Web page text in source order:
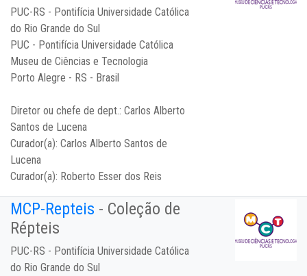
PUC-RS - Pontifícia Universidade Católica
do Rio Grande do Sul
PUC - Pontifícia Universidade Católica
Museu de Ciências e Tecnologia
Porto Alegre - RS - Brasil
Diretor ou chefe de dept.: Carlos Alberto
Santos de Lucena
Curador(a): Carlos Alberto Santos de
Lucena
Curador(a): Roberto Esser dos Reis
MCP-Repteis - Coleção de
Répteis
PUC-RS - Pontifícia Universidade Católica
do Rio Grande do Sul